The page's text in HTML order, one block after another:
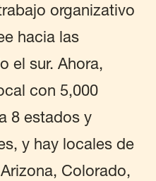
organizativo
hacia las
el sur. Ahora,
con 5,000
8 estados y
y hay locales de
Colorado,